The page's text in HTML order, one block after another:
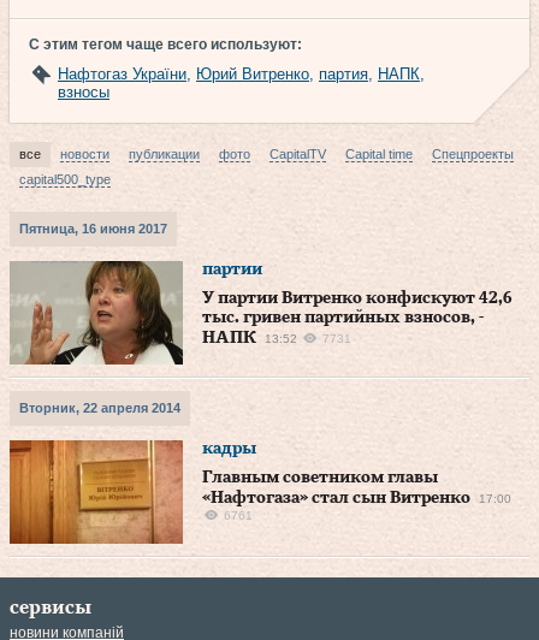
С этим тегом чаще всего используют:
Нафтогаз України, Юрий Витренко, партия, НАПК,
взносы
все новости публикации фото CapitalTV Capital time
Спецпроекты
capital500_type
Пятница, 16 июня 2017
партии
У партии Витренко конфискуют 42,6
тыс. гривен партийных взносов, -
НАПК
13:52 7731
Вторник, 22 апреля 2014
кадры
Главным советником главы
«Нафтогаза» стал сын Витренко
17:00
6761
сервисы
новини компаній